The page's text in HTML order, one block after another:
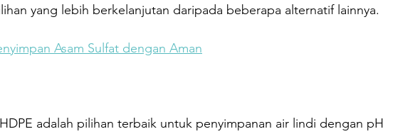
yang lebih berkelanjutan daripada beberapa alternatif lainnya.
Asam Sulfat dengan Aman
adalah pilihan terbaik untuk penyimpanan air lindi dengan pH